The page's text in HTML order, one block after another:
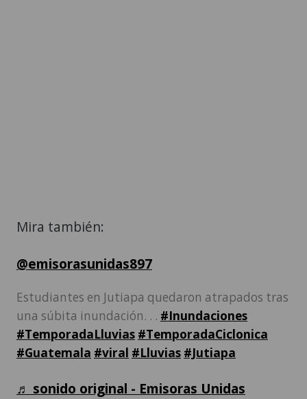
Mira también:
@emisorasunidas897
Estudiantes en Jutiapa quedaron atrapados tras
una súbita inundación. . . #Inundaciones
#TemporadaLluvias #TemporadaCiclonica
#Guatemala #viral #Lluvias #Jutiapa
♬ sonido original - Emisoras Unidas